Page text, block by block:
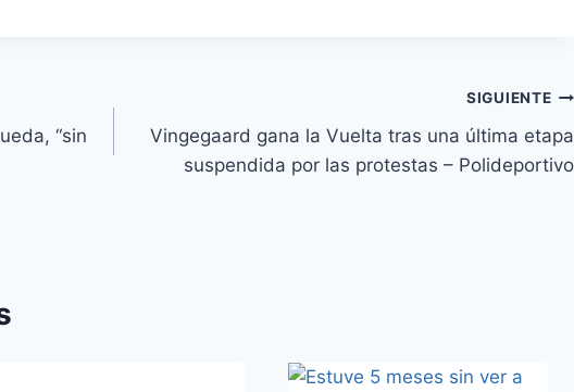
“sin
SIGUIENTE
Vingegaard gana la Vuelta tras una última etapa
suspendida por las protestas – Polideportivo